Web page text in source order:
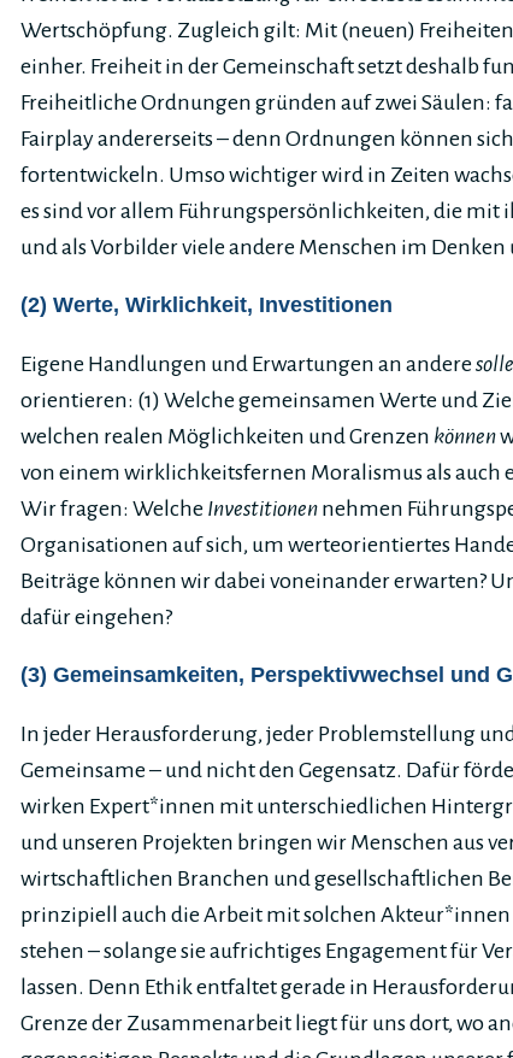
Wertschöpfung. Zugleich gilt: Mit (neuen)
einher. Freiheit in der Gemeinschaft setzt deshalb
Freiheitliche Ordnungen gründen auf zwei Säulen:
Fairplay andererseits – denn Ordnungen können
fortentwickeln. Umso wichtiger wird in Zeiten
es sind vor allem Führungspersönlichkeiten, die
und als Vorbilder viele andere Menschen im
(2) Werte, Wirklichkeit, Investitionen
Eigene Handlungen und Erwartungen an andere
orientieren: (1) Welche gemeinsamen Werte und
welchen realen Möglichkeiten und Grenzen können
von einem wirklichkeitsfernen Moralismus als auch
Wir fragen: Welche Investitionen nehmen
Organisationen auf sich, um werteorientiertes
Beiträge können wir dabei voneinander erwarten?
dafür eingehen?
(3) Gemeinsamkeiten, Perspektivwechsel und
In jeder Herausforderung, jeder Problemstellung
Gemeinsame – und nicht den Gegensatz. Dafür
wirken Expert*innen mit unterschiedlichen
und unseren Projekten bringen wir Menschen aus
wirtschaftlichen Branchen und gesellschaftlichen
prinzipiell auch die Arbeit mit solchen
stehen – solange sie aufrichtiges Engagement für
lassen. Denn Ethik entfaltet gerade in
Grenze der Zusammenarbeit liegt für uns dort, wo